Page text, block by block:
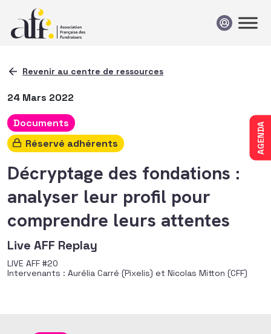
AGENDA
Revenir au centre de ressources
24 Mars 2022
Documents
Réservé adhérents
Décryptage des fondations :
analyser leur profil pour
comprendre leurs attentes
Live AFF Replay
LIVE AFF #20
Intervenants : Aurélia Carré (Pixelis) et Nicolas Mitton (CFF)